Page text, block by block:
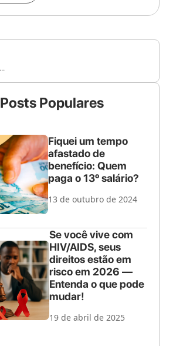
Posts Populares
Fiquei um tempo
afastado de
benefício: Quem
paga o 13º salário?
13 de outubro de 2024
Se você vive com
HIV/AIDS, seus
direitos estão em
risco em 2026 —
Entenda o que pode
mudar!
19 de abril de 2025